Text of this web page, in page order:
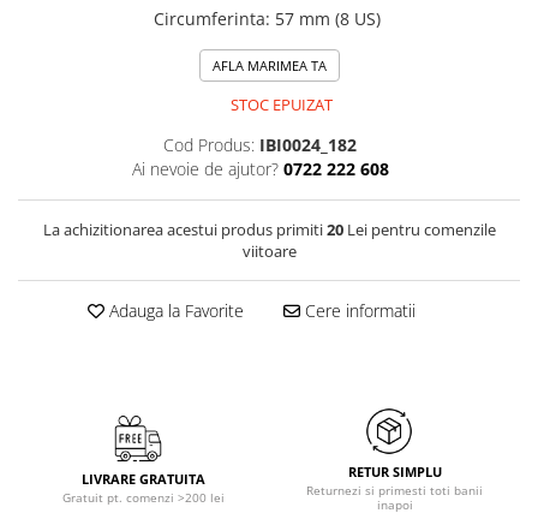
Circumferinta: 57 mm (8 US)
AFLA MARIMEA TA
STOC EPUIZAT
Cod Produs: IBI0024_182
Ai nevoie de ajutor? 0722 222 608
La achizitionarea acestui produs primiti20Lei pentru comenzile
viitoare
Adauga la Favorite Cere informatii
LIVRARE GRATUITA
Gratuit pt. comenzi >200 lei
RETUR SIMPLU
Returnezi si primesti toti banii
inapoi